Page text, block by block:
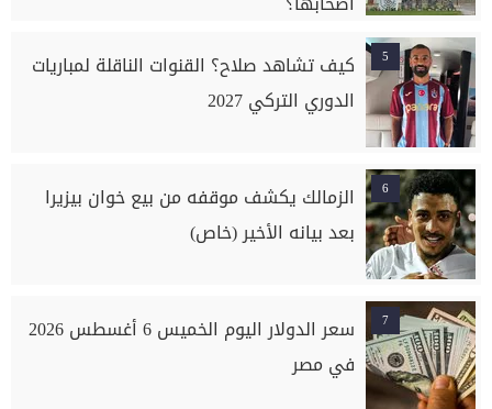
5
كيف تشاهد صلاح؟ القنوات الناقلة لمباريات
الدوري التركي 2027
6
الزمالك يكشف موقفه من بيع خوان بيزيرا
بعد بيانه الأخير (خاص)
7
سعر الدولار اليوم الخميس 6 أغسطس 2026
في مصر